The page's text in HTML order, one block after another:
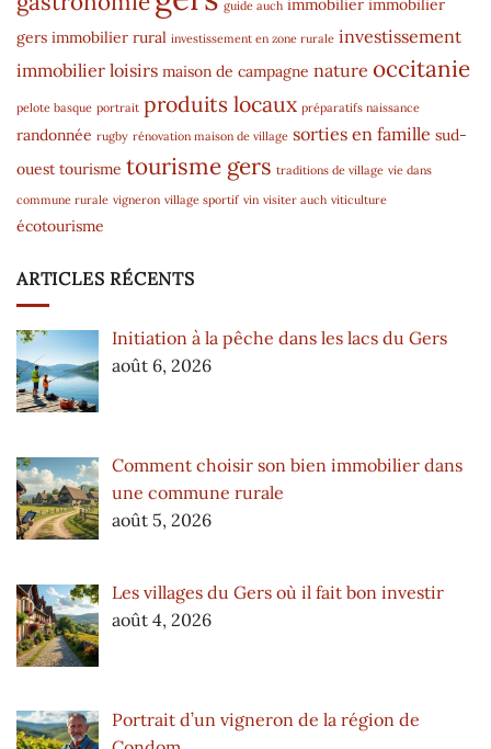
guide auch immobilier immobilier
gers immobilier rural investissement en zone rurale investissement
immobilier loisirs maison de campagne nature occitanie
pelote basque portrait produits locaux préparatifs naissance
randonnée rugby rénovation maison de village sorties en famille sud-
ouest tourisme tourisme gers traditions de village vie dans
commune rurale vigneron village sportif vin visiter auch viticulture
écotourisme
ARTICLES RÉCENTS
Initiation à la pêche dans les lacs du Gers
août 6, 2026
Comment choisir son bien immobilier dans
une commune rurale
août 5, 2026
Les villages du Gers où il fait bon investir
août 4, 2026
Portrait d’un vigneron de la région de